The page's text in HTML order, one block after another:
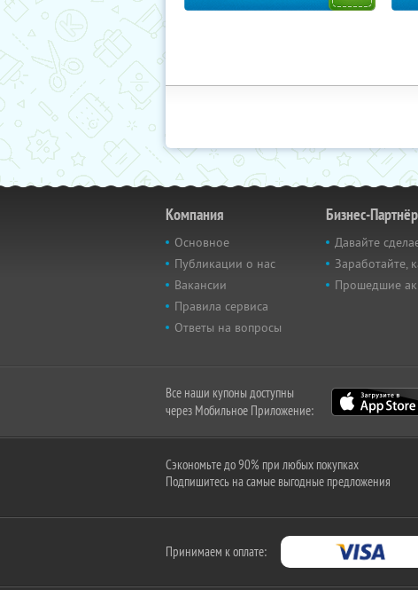
Компания
Основное
Публикации о нас
Вакансии
Правила сервиса
Ответы на вопросы
Бизнес-
Давайте
Заработайте,
Прошедшие
Все наши купоны доступны
через Мобильное Приложение:
Сэкономьте до 90% при любых покупках
Подпишитесь на самые выгодные предложения
Принимаем к оплате: